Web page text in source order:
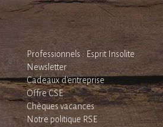
Professionnels : Esprit Insolite
Newsletter
Cadeaux d'entreprise
Offre CSE
Chèques vacances
Notre politique RSE